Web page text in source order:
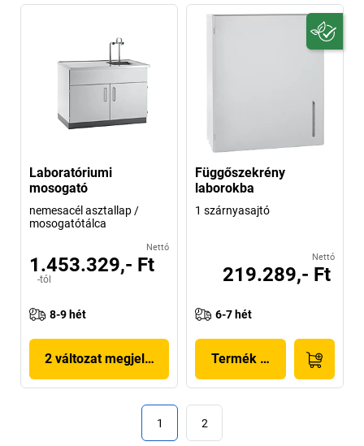
Laboratóriumi
mosogató
nemesacél asztallap /
mosogatótálca
Nettó
1.453.329,- Ft
-tól
8-9 hét
2 változat megjelenítése
Függőszekrény
laborokba
1 szárnyasajtó
Nettó
219.289,- Ft
6-7 hét
Termék megjelenítése
1 2